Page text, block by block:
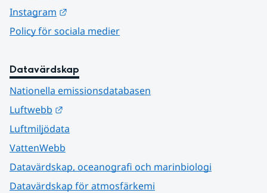
Instagram
Policy för sociala medier
Datavärdskap
Nationella emissionsdatabasen
Luftwebb
Luftmiljödata
VattenWebb
Datavärdskap, oceanografi och marinbiologi
Datavärdskap för atmosfärkemi